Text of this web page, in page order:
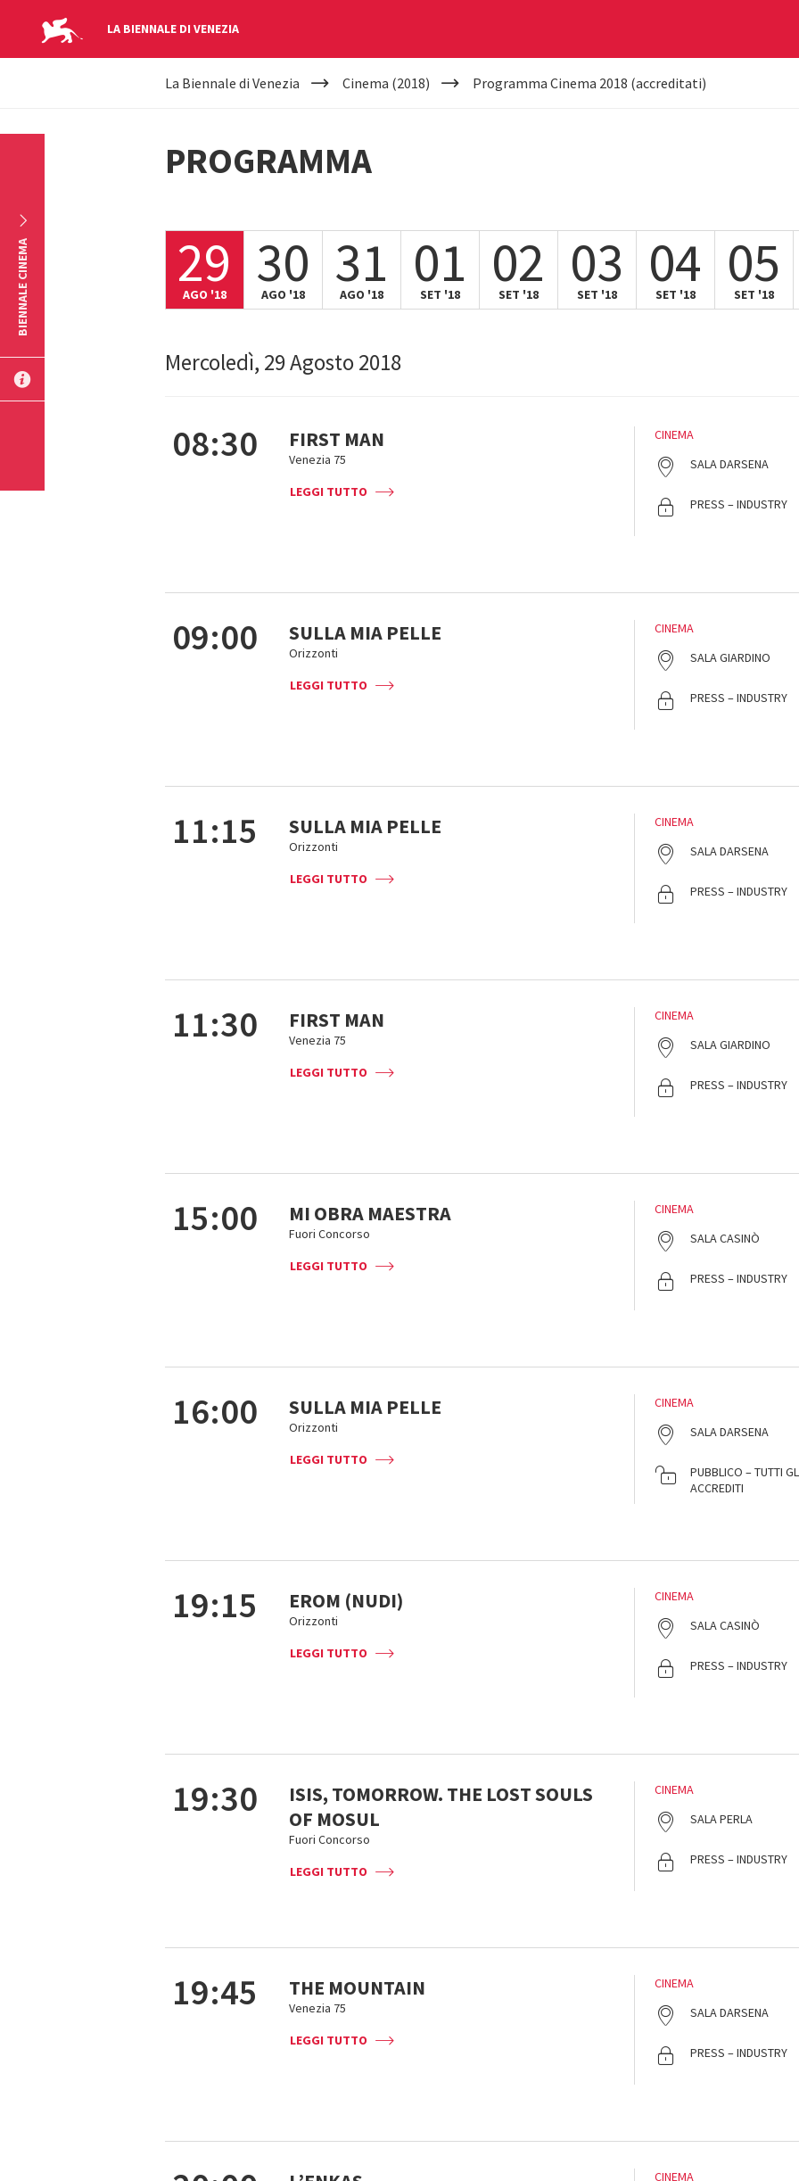
LA BIENNALE DI VENEZIA
YOUR
HERE
La Biennale di Venezia Cinema (2018) Programma Cinema 2018 (accreditati)
PROGRAMMA
29
AGO '18 30
AGO '18 31
AGO '18 01
SET '18 02
SET '18 03
SET '18 04
SET '18 05
SET '18
Mercoledì, 29 Agosto 2018
INVIA
08:30 FIRST MAN
Venezia 75
LEGGI TUTTO
CINEMA
SALA DARSENA
PRESS – INDUSTRY
09:00 SULLA MIA PELLE
Orizzonti
LEGGI TUTTO
CINEMA
SALA GIARDINO
PRESS – INDUSTRY
11:15 SULLA MIA PELLE
Orizzonti
LEGGI TUTTO
CINEMA
SALA DARSENA
PRESS – INDUSTRY
11:30 FIRST MAN
Venezia 75
LEGGI TUTTO
CINEMA
SALA GIARDINO
PRESS – INDUSTRY
15:00 MI OBRA MAESTRA
Fuori Concorso
LEGGI TUTTO
CINEMA
SALA CASINÒ
PRESS – INDUSTRY
16:00 SULLA MIA PELLE
Orizzonti
LEGGI TUTTO
CINEMA
SALA DARSENA
PUBBLICO – TUTTI
ACCREDITI
19:15 EROM (NUDI)
Orizzonti
LEGGI TUTTO
CINEMA
SALA CASINÒ
PRESS – INDUSTRY
19:30
ISIS, TOMORROW. THE LOST SOULS
OF MOSUL
Fuori Concorso
LEGGI TUTTO
CINEMA
SALA PERLA
PRESS – INDUSTRY
19:45 THE MOUNTAIN
Venezia 75
LEGGI TUTTO
CINEMA
SALA DARSENA
PRESS – INDUSTRY
CINEMA
BIENNALE CINEMA